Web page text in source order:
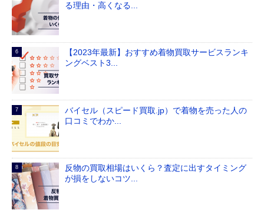
る理由・高くなる...
【2023年最新】おすすめ着物買取サービスランキ
ングベスト3...
バイセル（スピード買取.jp）で着物を売った人の
口コミでわか...
反物の買取相場はいくら？査定に出すタイミング
が損をしないコツ...